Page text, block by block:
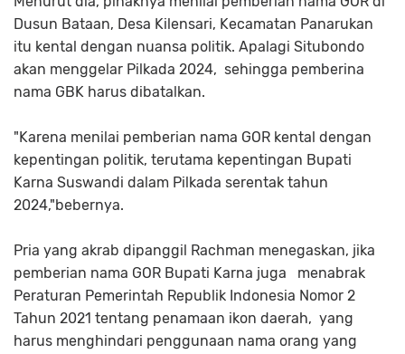
Dusun Bataan, Desa Kilensari, Kecamatan Panarukan
itu kental dengan nuansa politik. Apalagi Situbondo
akan menggelar Pilkada 2024, sehingga pemberina
nama GBK harus dibatalkan.
"Karena menilai pemberian nama GOR kental dengan
kepentingan politik, terutama kepentingan Bupati
Karna Suswandi dalam Pilkada serentak tahun
2024,"bebernya.
Pria yang akrab dipanggil Rachman menegaskan, jika
pemberian nama GOR Bupati Karna juga menabrak
Peraturan Pemerintah Republik Indonesia Nomor 2
Tahun 2021 tentang penamaan ikon daerah, yang
harus menghindari penggunaan nama orang yang